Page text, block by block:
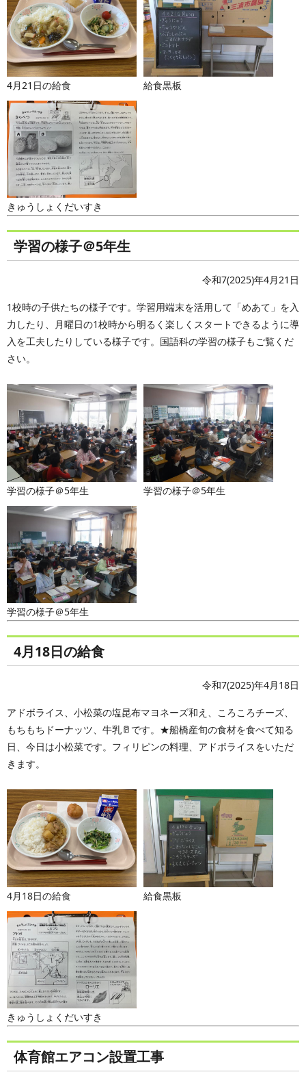
4月21日の給食 給食黒板
きゅうしょくだいすき
学習の様子＠5年生
令和7(2025)年4月21日
1校時の子供たちの様子です。学習用端末を活用して「めあて」を入
力したり、月曜日の1校時から明るく楽しくスタートできるように導
入を工夫したりしている様子です。国語科の学習の様子もご覧くだ
さい。
学習の様子＠5年生 学習の様子＠5年生
学習の様子＠5年生
4月18日の給食
令和7(2025)年4月18日
アドボライス、小松菜の塩昆布マヨネーズ和え、ころころチーズ、
もちもちドーナッツ、牛乳🥛です。★船橋産旬の食材を食べて知る
日、今日は小松菜です。フィリピンの料理、アドボライスをいただ
きます。
4月18日の給食 給食黒板
きゅうしょくだいすき
体育館エアコン設置工事